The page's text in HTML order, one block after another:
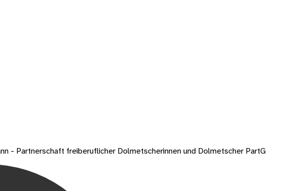
- Partnerschaft freiberuflicher Dolmetscherinnen und Dolmetscher PartG